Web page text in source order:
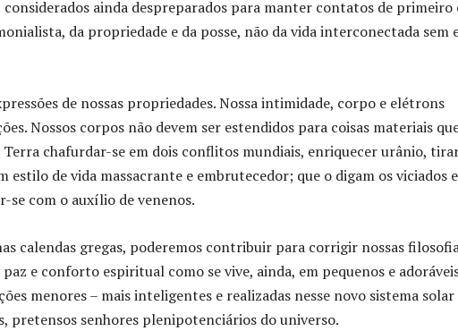
ainda despreparados para manter contatos de primeiro
da propriedade e da posse, não da vida interconectada sem
de nossas propriedades. Nossa intimidade, corpo e elétrons
Nossos corpos não devem ser estendidos para coisas materiais
chafurdar-se em dois conflitos mundiais, enriquecer urânio,
estilo de vida massacrante e embrutecedor; que o digam os viciados
se com o auxílio de venenos.
calendas gregas, poderemos contribuir para corrigir nossas
e conforto espiritual como se vive, ainda, em pequenos e
menores – mais inteligentes e realizadas nesse novo sistema solar
pretensos senhores plenipotenciários do universo.